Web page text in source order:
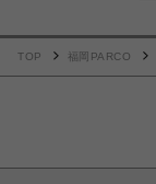
TOP 福岡PARCO